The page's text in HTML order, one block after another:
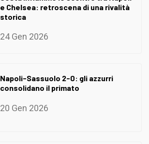
e Chelsea: retroscena di una rivalità
storica
24 Gen 2026
Napoli-Sassuolo 2-0: gli azzurri
consolidano il primato
20 Gen 2026